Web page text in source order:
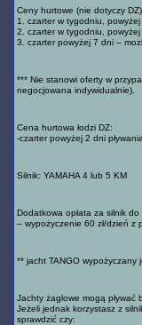
Ceny hurtowe (nie dotyczy
1. czarter w tygodniu,
2. czarter w tygodniu,
3. czarter powyżej 7 dni –
*** Nie stanowi oferty w
negocjowana indywidualnie).
Cena hurtowa łodzi DZ:
-czarter powyżej 2 dni
Silnik: YAMAHA 4 lub 5 KM
Dodatkowa opłata za silnik do
– wypożyczenie 60 zł/dzień z
** jacht TANGO wypożyczany
Jachty żaglowe mogą pływać
Jeżeli jednak korzystasz z
sprawdzić czy: